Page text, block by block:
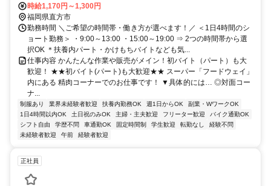
南直方御殿口徒歩約32分、平成筑豊鉄道伊田線 藤棚徒歩約33分 中泉
駅から車で4分
時給1,170円～1,300円
福岡県直方市
勤務時間 ＼ご希望の時間帯・働き方が選べます！／ ＜1日4時間のシ
ョート勤務＞ ・9:00～13:00 ・15:00～19:00 ⇒ 2つの時間帯から選
択OK ＊扶養内パート・かけもちバイトなども気...
仕事内容 かんたんな作業や販売がメイン！初バイト（パート）も大
歓迎！ ★★初バイト(パート)も大歓迎★★ スーパー「フードウェイ」
内にある 精肉コーナーでのお仕事です！ ▼具体的には… ◎対面コー
ナ...
制服あり 業界未経験者歓迎 扶養内勤務OK 週1日からOK
副業・WワークOK
1日4時間以内OK
土日祝のみOK 主婦・主夫歓迎 フリーター歓迎
バイク通勤OK
シフト自由
学歴不問 車通勤OK 固定時間制 学生歓迎 転勤なし
経験不問
未経験者歓迎
午前 経験者歓迎
正社員